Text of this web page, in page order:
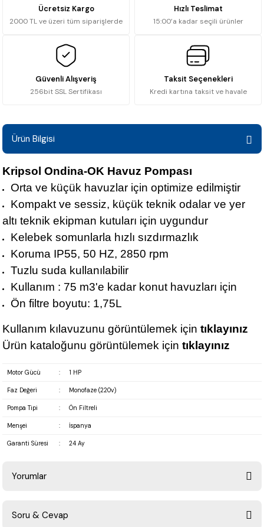
Ücretsiz Kargo
2000 TL ve üzeri tüm siparişlerde
Hızlı Teslimat
15:00’a kadar seçili ürünler
Güvenli Alışveriş
256bit SSL Sertifikası
Taksit Seçenekleri
Kredi kartına taksit ve havale
Ürün Bilgisi
Kripsol Ondina-OK Havuz Pompası
Orta ve küçük havuzlar için optimize edilmiştir
Kompakt ve sessiz, küçük teknik odalar ve yer
altı teknik ekipman kutuları için uygundur
Kelebek somunlarla hızlı sızdırmazlık
Koruma IP55, 50 HZ, 2850 rpm
Tuzlu suda kullanılabilir
Kullanım : 75 m3'e kadar konut havuzları için
Ön filtre boyutu: 1,75L
Kullanım kılavuzunu görüntülemek için tıklayınız
Ürün kataloğunu görüntülemek için tıklayınız
Motor Gücü : 1 HP
Faz Değeri : Monofaze (220v)
Pompa Tipi : Ön Filtreli
Menşei : İspanya
Garanti Süresi : 24 Ay
Yorumlar
Soru & Cevap